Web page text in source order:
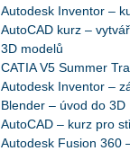
Autodesk Inventor –
AutoCAD kurz –
3D modelů
CATIA V5 Summer
Autodesk Inventor –
Blender – úvod do 3D
AutoCAD – kurz pro
Autodesk Fusion 360